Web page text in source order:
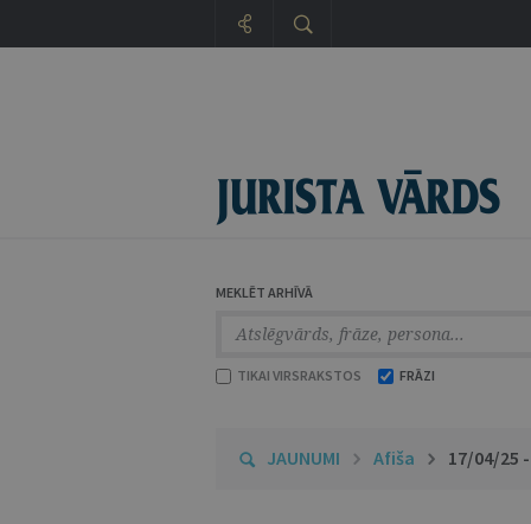
MEKLĒT ARHĪVĀ
TIKAI VIRSRAKSTOS FRĀZI
JAUNUMI Afiša 17/04/25